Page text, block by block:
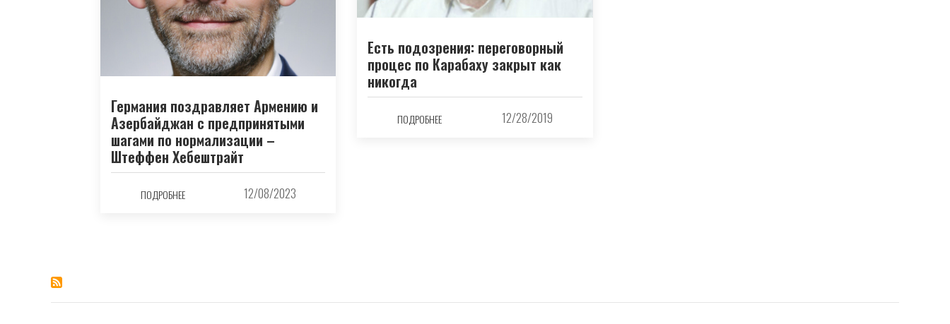
Германия поздравляет Армению и
Азербайджан с предпринятыми
шагами по нормализации –
Штеффен Хебештрайт
ПОДРОБНЕЕ 12/08/2023
Есть подозрения: переговорный
процес по Карабаху закрыт как
никогда
ПОДРОБНЕЕ 12/28/2019